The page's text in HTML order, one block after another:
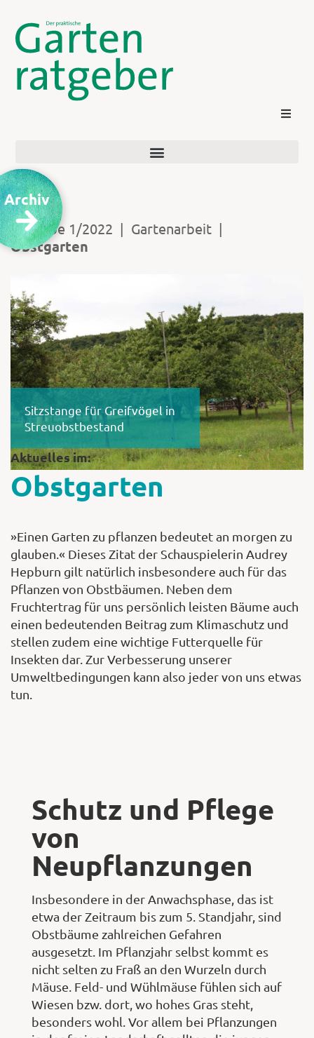
Login
Shop
Ausgabe 1/2022 | Gartenarbeit |
Obstgarten
Sitzstange für Greifvögel in
Streuobstbestand
Aktuelles im:
Obstgarten
»Einen Garten zu pflanzen bedeutet an morgen zu
glauben.« Dieses Zitat der Schauspielerin Audrey
Hepburn gilt natürlich insbesondere auch für das
Pflanzen von Obstbäumen. Neben dem
Fruchtertrag für uns persönlich leisten Bäume auch
einen bedeutenden Beitrag zum Klimaschutz und
stellen zudem eine wichtige Futterquelle für
Insekten dar. Zur Verbesserung unserer
Umweltbedingungen kann also jeder von uns etwas
tun.
Schutz und Pflege
von
Neupflanzungen
Insbesondere in der Anwachsphase, das ist
etwa der Zeitraum bis zum 5. Standjahr, sind
Obstbäume zahlreichen Gefahren
ausgesetzt. Im Pflanzjahr selbst kommt es
nicht selten zu Fraß an den Wurzeln durch
Mäuse. Feld- und Wühlmäuse fühlen sich auf
Wiesen bzw. dort, wo hohes Gras steht,
besonders wohl. Vor allem bei Pflanzungen
Archiv